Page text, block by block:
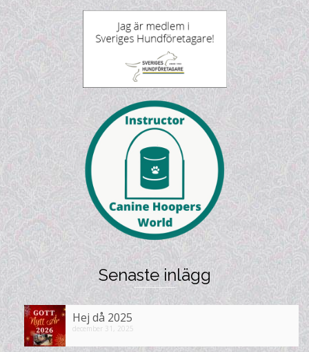
Senaste inlägg
Hej då 2025
december 31, 2025